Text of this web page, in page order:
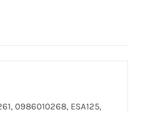
0986010268, ESA125,